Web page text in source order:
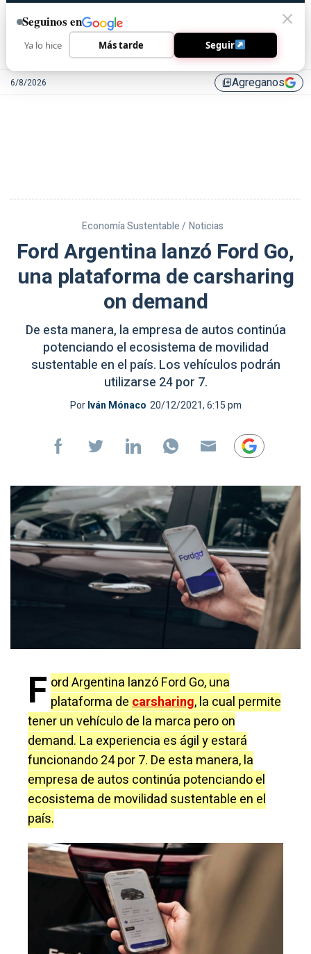
6/8/2026 library_addAgreganos
Economía Sustentable / Noticias
Ford Argentina lanzó Ford Go,
una plataforma de carsharing
on demand
De esta manera, la empresa de autos continúa
potenciando el ecosistema de movilidad
sustentable en el país. Los vehículos podrán
utilizarse 24 por 7.
PorIván Mónaco 20/12/2021, 6:15 pm
F ord Argentina lanzó Ford Go, una
plataforma decarsharing, la cual permite
tener un vehículo de la marca pero on
demand. La experiencia es ágil y estará
funcionando 24 por 7. De esta manera, la
empresa de autos continúa potenciando el
ecosistema de movilidad sustentable en el
país.
Seguinos en
Ya lo hice Más tarde Seguir